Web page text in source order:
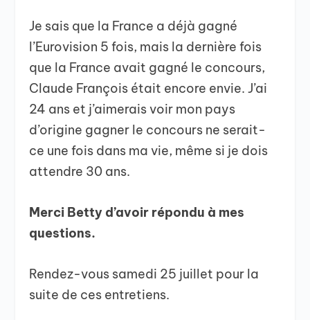
Je sais que la France a déjà gagné
l’Eurovision 5 fois, mais la dernière fois
que la France avait gagné le concours,
Claude François était encore envie. J’ai
24 ans et j’aimerais voir mon pays
d’origine gagner le concours ne serait-
ce une fois dans ma vie, même si je dois
attendre 30 ans.
Merci Betty d’avoir répondu à mes
questions.
Rendez-vous samedi 25 juillet pour la
suite de ces entretiens.